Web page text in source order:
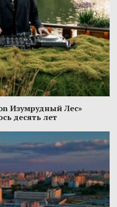
Изумрудный Лес»
десять лет